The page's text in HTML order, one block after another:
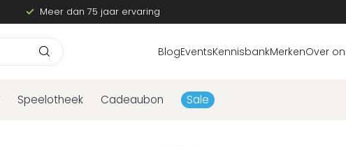
Meer dan 75 jaar ervaring
BlogEventsKennisbankMerkenOver
Speelotheek Cadeaubon Sale